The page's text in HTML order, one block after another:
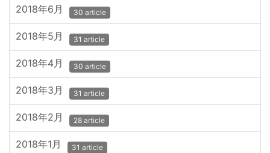
2018年6月 30 article
2018年5月 31 article
2018年4月 30 article
2018年3月 31 article
2018年2月 28 article
2018年1月 31 article